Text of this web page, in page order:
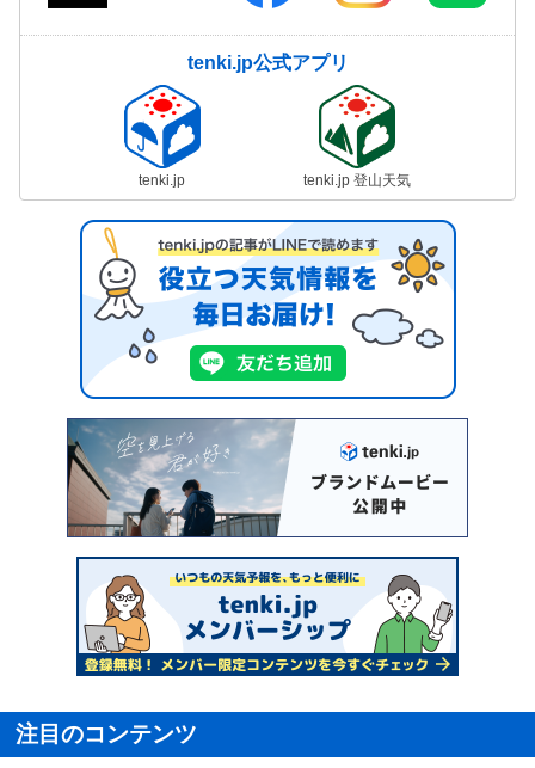
tenki.jp公式アプリ
tenki.jp tenki.jp 登山天気
注目のコンテンツ